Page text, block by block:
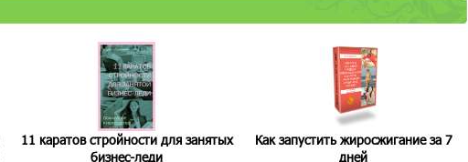
11 каратов стройности для занятых
бизнес-леди
Как запустить жиросжигание за 7
дней